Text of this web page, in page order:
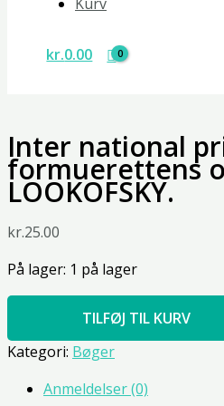
kr.0.00
Inter national
formuerettens
LOOKOFSKY.
kr.25.00
På lager: 1 på lager
TILFØJ TIL KURV
Kategori: Bøger
Anmeldelser (0)